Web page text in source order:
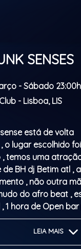
SENSES
- Sábado 23:00h
- Lisboa, LIS
está de volta
o lugar escolhido
, temos uma
BH dj Betim atl ,
, não outra
do afro beat ,
, 1 hora de Open
, garanta já seu
etária: 18
LEIA MAIS